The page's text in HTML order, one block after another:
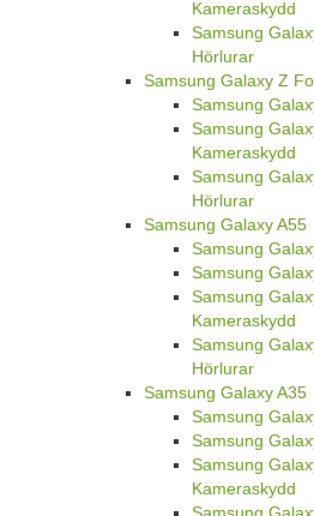
Kameraskydd
Samsung
Hörlurar
Samsung Galaxy Z
Samsung
Samsung
Kameraskydd
Samsung
Hörlurar
Samsung Galaxy A55
Samsung
Samsung
Samsung
Kameraskydd
Samsung
Hörlurar
Samsung Galaxy A35
Samsung
Samsung
Samsung
Kameraskydd